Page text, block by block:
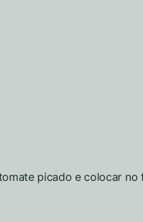
picado e colocar no